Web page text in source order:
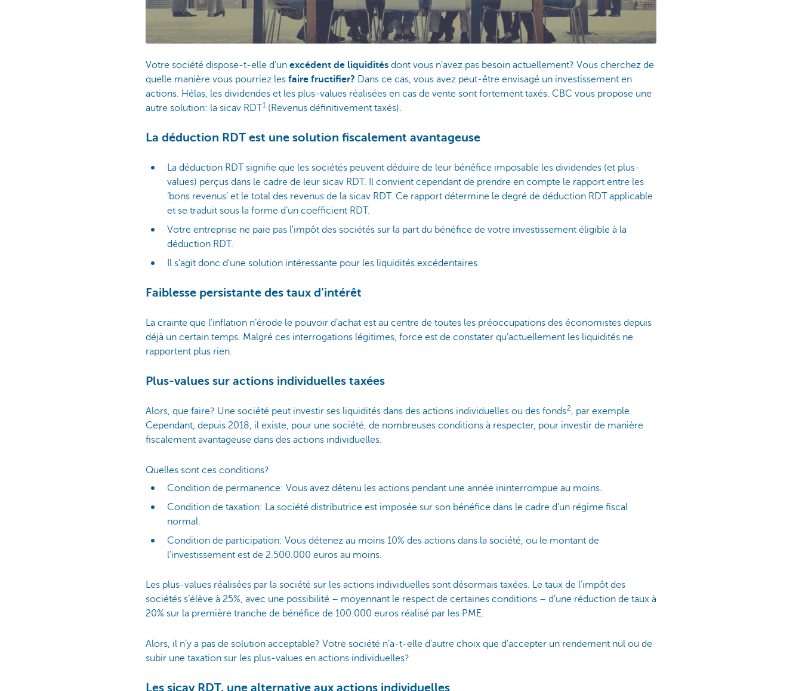
Votre société dispose-t-elle d’un excédent de liquidités dont vous n’avez pas besoin actuellement? Vous cherchez de
quelle manière vous pourriez les faire fructifier? Dans ce cas, vous avez peut-être envisagé un investissement en
actions. Hélas, les dividendes et les plus-values réalisées en cas de vente sont fortement taxés. CBC vous propose une
autre solution: la sicav RDT1 (Revenus définitivement taxés).
La déduction RDT est une solution fiscalement avantageuse
La déduction RDT signifie que les sociétés peuvent déduire de leur bénéfice imposable les dividendes (et plus-
values) perçus dans le cadre de leur sicav RDT. Il convient cependant de prendre en compte le rapport entre les
‘bons revenus’ et le total des revenus de la sicav RDT. Ce rapport détermine le degré de déduction RDT applicable
et se traduit sous la forme d’un coefficient RDT.
Votre entreprise ne paie pas l'impôt des sociétés sur la part du bénéfice de votre investissement éligible à la
déduction RDT.
Il s'agit donc d'une solution intéressante pour les liquidités excédentaires.
Faiblesse persistante des taux d’intérêt
La crainte que l’inflation n’érode le pouvoir d’achat est au centre de toutes les préoccupations des économistes depuis
déjà un certain temps. Malgré ces interrogations légitimes, force est de constater qu’actuellement les liquidités ne
rapportent plus rien.
Plus-values sur actions individuelles taxées
Alors, que faire? Une société peut investir ses liquidités dans des actions individuelles ou des fonds2, par exemple.
Cependant, depuis 2018, il existe, pour une société, de nombreuses conditions à respecter, pour investir de manière
fiscalement avantageuse dans des actions individuelles.
Quelles sont ces conditions?
Condition de permanence: Vous avez détenu les actions pendant une année ininterrompue au moins.
Condition de taxation: La société distributrice est imposée sur son bénéfice dans le cadre d'un régime fiscal
normal.
Condition de participation: Vous détenez au moins 10% des actions dans la société, ou le montant de
l'investissement est de 2.500.000 euros au moins.
Les plus-values réalisées par la société sur les actions individuelles sont désormais taxées. Le taux de l’impôt des
sociétés s’élève à 25%, avec une possibilité – moyennant le respect de certaines conditions – d’une réduction de taux à
20% sur la première tranche de bénéfice de 100.000 euros réalisé par les PME.
Alors, il n’y a pas de solution acceptable? Votre société n’a-t-elle d’autre choix que d’accepter un rendement nul ou de
subir une taxation sur les plus-values en actions individuelles?
Les sicav RDT, une alternative aux actions individuelles